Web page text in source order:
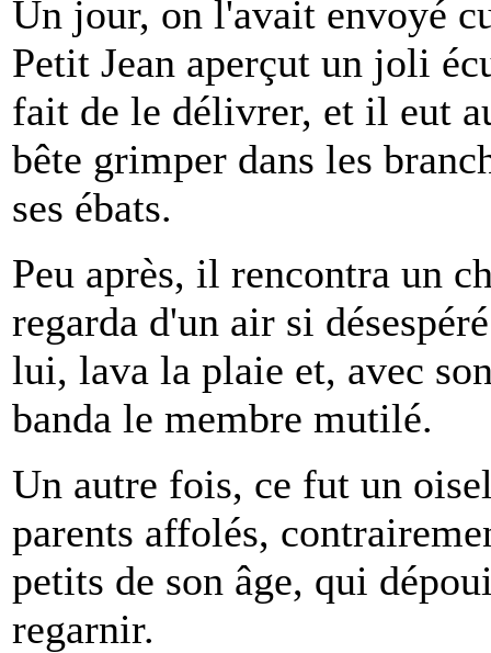
Un jour, on l'avait envoyé
Petit Jean aperçut un joli
fait de le délivrer, et il eut
bête grimper dans les
ses ébats.
Peu après, il rencontra un
regarda d'un air si
lui, lava la plaie et, avec
banda le membre mutilé.
Un autre fois, ce fut un
parents affolés,
petits de son âge, qui
regarnir.